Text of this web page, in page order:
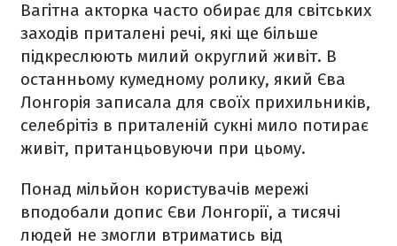
Вагітна акторка часто обирає для світських
заходів приталені речі, які ще більше
підкреслюють милий округлий живіт. В
останньому кумедному ролику, який Єва
Лонгорія записала для своїх прихильників,
селебрітіз в приталеній сукні мило потирає
живіт, пританцьовуючи при цьому.
Понад мільйон користувачів мережі
вподобали допис Єви Лонгорії, а тисячі
людей не змогли втриматись від